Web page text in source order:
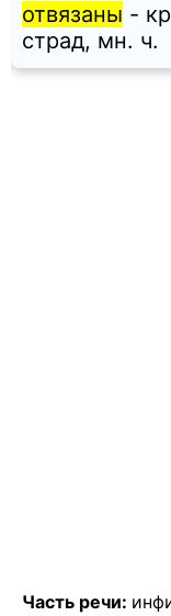
отвязаны -
страд, мн. ч.
Часть речи: